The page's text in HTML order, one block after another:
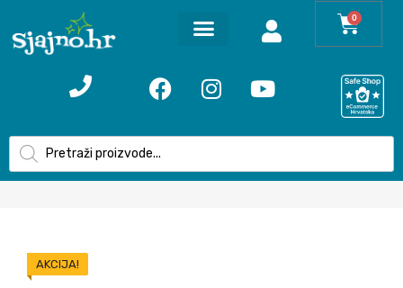
0
AKCIJA!